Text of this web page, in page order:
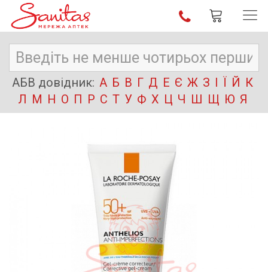
АБВ довідник: А Б В Г Д Е Є Ж З І Ї Й К
Л М Н О П Р С Т У Ф Х Ц Ч Ш Щ Ю Я